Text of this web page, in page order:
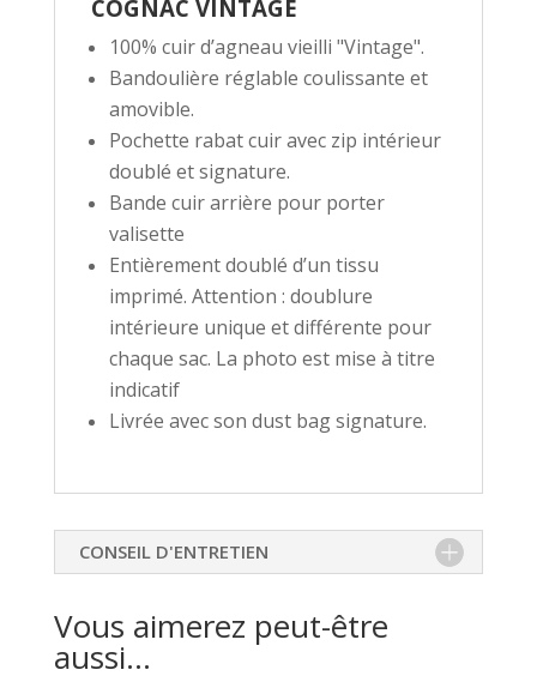
COGNAC VINTAGE
100% cuir d’agneau vieilli "Vintage".
Bandoulière réglable coulissante et
amovible.
Pochette rabat cuir avec zip intérieur
doublé et signature.
Bande cuir arrière pour porter
valisette
Entièrement doublé d’un tissu
imprimé. Attention : doublure
intérieure unique et différente pour
chaque sac. La photo est mise à titre
indicatif
Livrée avec son dust bag signature.
CONSEIL D'ENTRETIEN
Vous aimerez peut-être
aussi…